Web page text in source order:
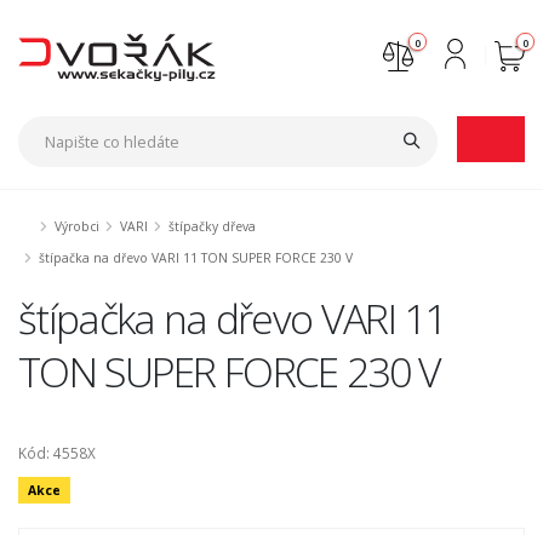
0
0
Výrobci VARI
štípačky dřeva
štípačka na dřevo VARI 11 TON SUPER FORCE 230 V
štípačka na dřevo VARI 11
TON SUPER FORCE 230 V
Kód: 4558X
Akce